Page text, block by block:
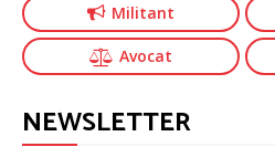
Militant
Avocat
NEWSLETTER